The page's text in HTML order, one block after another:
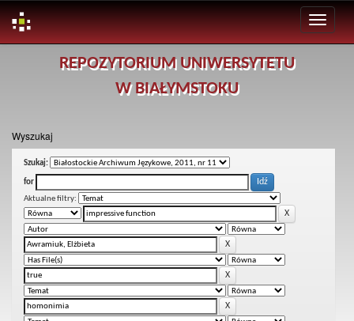
REPOZYTORIUM UNIWERSYTETU
W BIAŁYMSTOKU
Wyszukaj
Szukaj:
for
Aktualne filtry: